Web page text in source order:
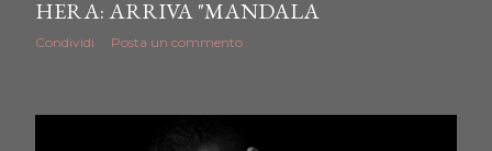
HERA: ARRIVA "MANDALA
Condividi Posta un commento